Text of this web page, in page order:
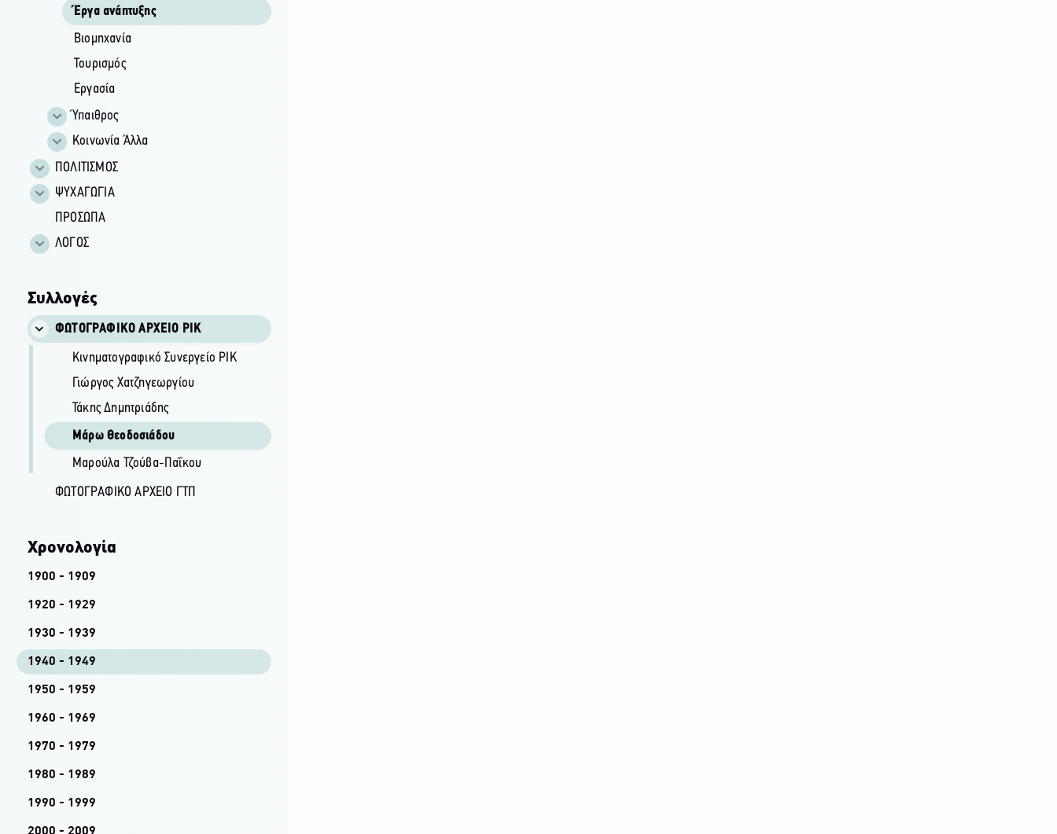
Έργα ανάπτυξης
Βιομηχανία
Τουρισμός
Εργασία
Ύπαιθρος
Κοινωνία Άλλα
ΠΟΛΙΤΙΣΜΟΣ
ΨΥΧΑΓΩΓΙΑ
ΠΡΟΣΩΠΑ
ΛΟΓΟΣ
Συλλογές
ΦΩΤΟΓΡΑΦΙΚΌ ΑΡΧΕΊΟ ΡΙΚ
Κινηματογραφικό Συνεργείο ΡΙΚ
Γιώργος Χατζηγεωργίου
Τάκης Δημητριάδης
Μάρω Θεοδοσιάδου
Μαρούλα Τζούβα-Παΐκου
ΦΩΤΟΓΡΑΦΙΚΌ ΑΡΧΕΊΟ ΓΤΠ
Χρονολογία
1900 - 1909
1920 - 1929
1930 - 1939
1940 - 1949
1950 - 1959
1960 - 1969
1970 - 1979
1980 - 1989
1990 - 1999
2000 - 2009